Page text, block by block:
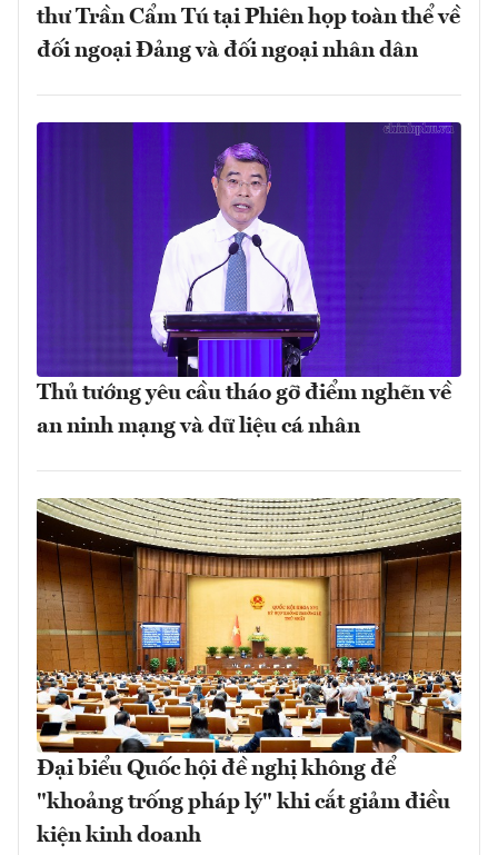
thư Trần Cẩm Tú tại Phiên họp toàn thể về
đối ngoại Đảng và đối ngoại nhân dân
Thủ tướng yêu cầu tháo gỡ điểm nghẽn về
an ninh mạng và dữ liệu cá nhân
Đại biểu Quốc hội đề nghị không để
"khoảng trống pháp lý" khi cắt giảm điều
kiện kinh doanh